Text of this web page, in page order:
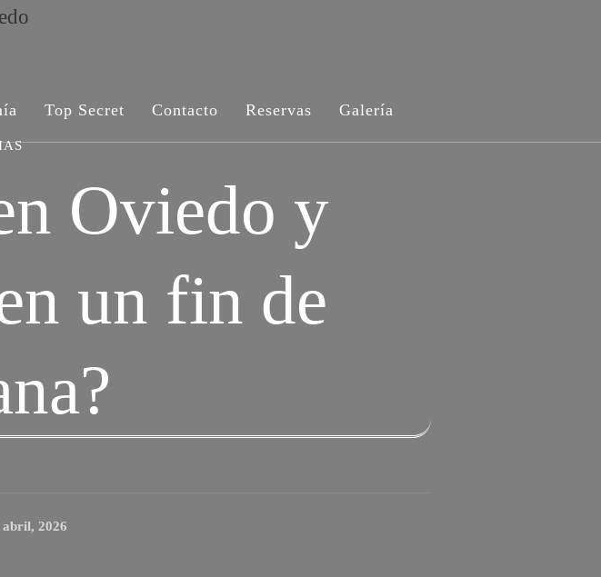
Top Secret Contacto Reservas Galería
Oviedo y
un fin de
abril, 2026